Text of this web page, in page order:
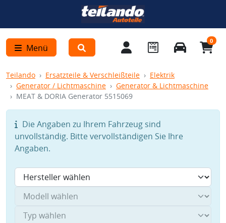
Menü
0
Teilando Ersatzteile & Verschleißteile
Elektrik
Generator / Lichtmaschine
Generator & Lichtmaschine
MEAT & DORIA Generator 5515069
Die Angaben zu Ihrem Fahrzeug sind
unvollständig. Bitte vervollständigen Sie Ihre
Angaben.